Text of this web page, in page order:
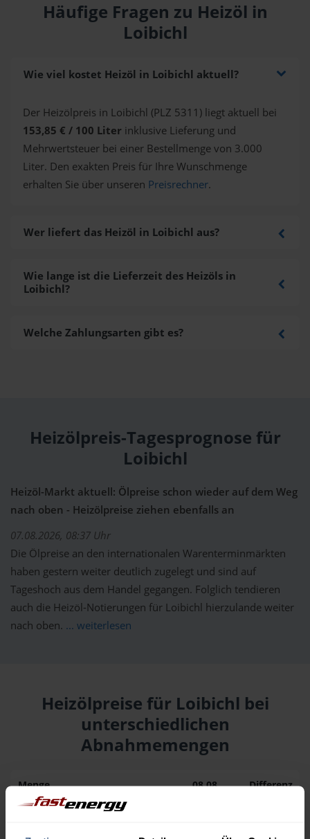
Häufige Fragen zu Heizöl in
Loibichl
Wie viel kostet Heizöl in Loibichl aktuell?
Der Heizölpreis in Loibichl (PLZ 5311) liegt aktuell bei
153,85 € / 100 Liter inklusive Lieferung und
Mehrwertsteuer bei einer Bestellmenge von 3.000
Liter. Den exakten Preis für Ihre Wunschmenge
erhalten Sie über unseren Preisrechner.
Wer liefert das Heizöl in Loibichl aus?
Wie lange ist die Lieferzeit des Heizöls in
Loibichl?
Welche Zahlungsarten gibt es?
Heizölpreis-Tagesprognose für
Loibichl
Heizöl-Markt aktuell: Ölpreise schon wieder auf dem Weg
nach oben - Heizölpreise ziehen ebenfalls an
07.08.2026, 08:37 Uhr
Die Ölpreise an den internationalen Warenterminmärkten
haben gestern weiter deutlich zugelegt und sind auf
Tageshoch aus dem Handel gegangen. Folglich tendieren
auch die Heizöl-Notierungen für Loibichl hierzulande weiter
nach oben. ... weiterlesen
Heizölpreise für Loibichl bei
unterschiedlichen
Abnahmemengen
Menge
08.08.
Differenz